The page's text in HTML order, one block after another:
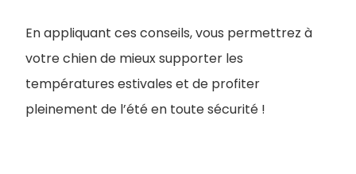
En appliquant ces conseils, vous permettrez à
votre chien de mieux supporter les
températures estivales et de profiter
pleinement de l’été en toute sécurité !